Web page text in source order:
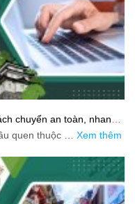
chuyển an toàn, nhanh
quen thuộc … Xem thêm